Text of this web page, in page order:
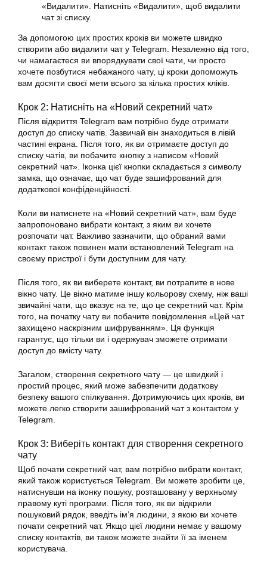
«Видалити». Натисніть «Видалити», щоб видалити
чат зі списку.
За допомогою цих простих кроків ви можете швидко
створити або видалити чат у Telegram. Незалежно від того,
чи намагаєтеся ви впорядкувати свої чати, чи просто
хочете позбутися небажаного чату, ці кроки допоможуть
вам досягти своєї мети всього за кілька простих кліків.
Крок 2: Натисніть на «Новий секретний чат»
Після відкриття Telegram вам потрібно буде отримати
доступ до списку чатів. Зазвичай він знаходиться в лівій
частині екрана. Після того, як ви отримаєте доступ до
списку чатів, ви побачите кнопку з написом «Новий
секретний чат». Іконка цієї кнопки складається з символу
замка, що означає, що чат буде зашифрований для
додаткової конфіденційності.
Коли ви натиснете на «Новий секретний чат», вам буде
запропоновано вибрати контакт, з яким ви хочете
розпочати чат. Важливо зазначити, що обраний вами
контакт також повинен мати встановлений Telegram на
своєму пристрої і бути доступним для чату.
Після того, як ви виберете контакт, ви потрапите в нове
вікно чату. Це вікно матиме іншу кольорову схему, ніж ваші
звичайні чати, що вказує на те, що це секретний чат. Крім
того, на початку чату ви побачите повідомлення «Цей чат
захищено наскрізним шифруванням». Ця функція
гарантує, що тільки ви і одержувач зможете отримати
доступ до вмісту чату.
Загалом, створення секретного чату — це швидкий і
простий процес, який може забезпечити додаткову
безпеку вашого спілкування. Дотримуючись цих кроків, ви
можете легко створити зашифрований чат з контактом у
Telegram.
Крок 3: Виберіть контакт для створення секретного
чату
Щоб почати секретний чат, вам потрібно вибрати контакт,
який також користується Telegram. Ви можете зробити це,
натиснувши на іконку пошуку, розташовану у верхньому
правому куті програми. Після того, як ви відкрили
пошуковий рядок, введіть ім’я людини, з якою ви хочете
почати секретний чат. Якщо цієї людини немає у вашому
списку контактів, ви також можете знайти її за іменем
користувача.